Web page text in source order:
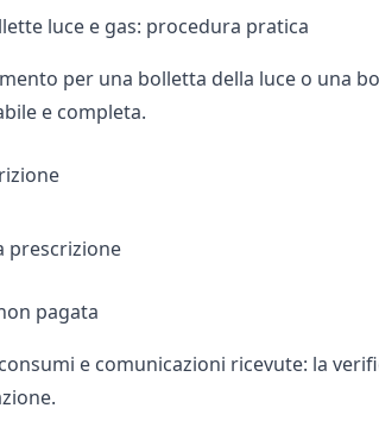
luce e gas: procedura pratica
per una bolletta della luceo una
e completa.
prescrizione
pagata
e comunicazioni ricevute: la